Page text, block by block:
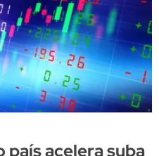
país acelera suba